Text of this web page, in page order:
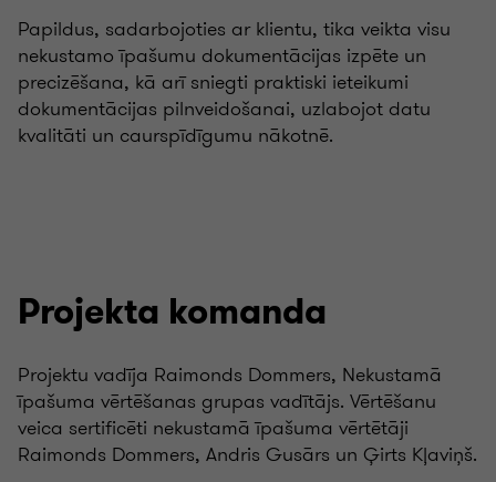
Papildus, sadarbojoties ar klientu, tika veikta visu
nekustamo īpašumu dokumentācijas izpēte un
precizēšana, kā arī sniegti praktiski ieteikumi
dokumentācijas pilnveidošanai, uzlabojot datu
kvalitāti un caurspīdīgumu nākotnē.
Projekta komanda
Projektu vadīja Raimonds Dommers, Nekustamā
īpašuma vērtēšanas grupas vadītājs. Vērtēšanu
veica sertificēti nekustamā īpašuma vērtētāji
Raimonds Dommers, Andris Gusārs un Ģirts Kļaviņš.